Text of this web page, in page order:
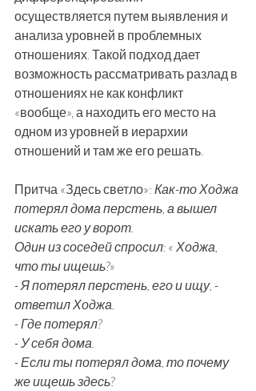
осуществляется путем выявления и
анализа уровней в проблемных
отношениях. Такой подход дает
возможность рассматривать разлад в
отношениях не как конфликт
«вообще», а находить его место на
одном из уровней в иерархии
отношений и там же его решать.
Притча «Здесь светло»: Как-то Ходжа
потерял дома перстень, а вышел
искать его у ворот.
Один из соседей спросил: « Ходжа,
что ты ищешь?»
- Я потерял перстень, его и ищу, -
ответил Ходжа.
- Где потерял?
- У себя дома.
- Если ты потерял дома, то почему
же ищешь здесь?